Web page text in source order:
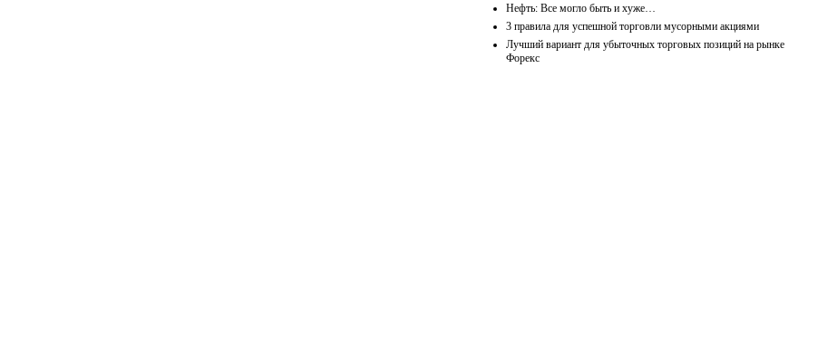
Нефть: Все могло быть и хуже…
3 правила для успешной торговли мусорными акциями
Лучший вариант для убыточных торговых позиций на рынке
Форекс